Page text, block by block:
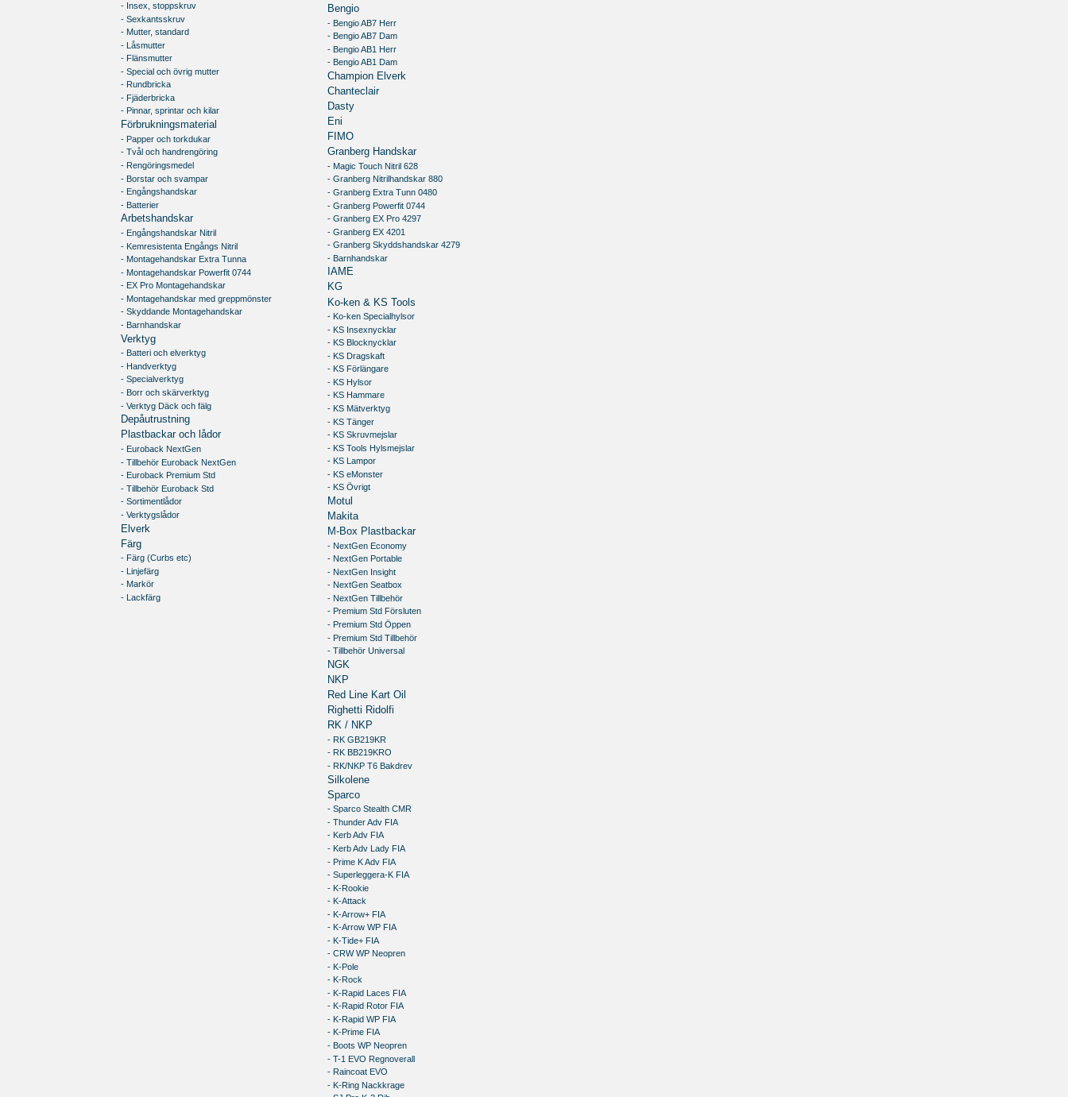
- Insex, stoppskruv
- Sexkantsskruv
- Mutter, standard
- Låsmutter
- Flänsmutter
- Special och övrig mutter
- Rundbricka
- Fjäderbricka
- Pinnar, sprintar och kilar
Förbrukningsmaterial
- Papper och torkdukar
- Tvål och handrengöring
- Rengöringsmedel
- Borstar och svampar
- Engångshandskar
- Batterier
Arbetshandskar
- Engångshandskar Nitril
- Kemresistenta Engångs Nitril
- Montagehandskar Extra Tunna
- Montagehandskar Powerfit 0744
- EX Pro Montagehandskar
- Montagehandskar med greppmönster
- Skyddande Montagehandskar
- Barnhandskar
Verktyg
- Batteri och elverktyg
- Handverktyg
- Specialverktyg
- Borr och skärverktyg
- Verktyg Däck och fälg
Depåutrustning
Plastbackar och lådor
- Euroback NextGen
- Tillbehör Euroback NextGen
- Euroback Premium Std
- Tillbehör Euroback Std
- Sortimentlådor
- Verktygslådor
Elverk
Färg
- Färg (Curbs etc)
- Linjefärg
- Markör
- Lackfärg
Bengio
- Bengio AB7 Herr
- Bengio AB7 Dam
- Bengio AB1 Herr
- Bengio AB1 Dam
Champion Elverk
Chanteclair
Dasty
Eni
FIMO
Granberg Handskar
- Magic Touch Nitril 628
- Granberg Nitrilhandskar 880
- Granberg Extra Tunn 0480
- Granberg Powerfit 0744
- Granberg EX Pro 4297
- Granberg EX 4201
- Granberg Skyddshandskar 4279
- Barnhandskar
IAME
KG
Ko-ken & KS Tools
- Ko-ken Specialhylsor
- KS Insexnycklar
- KS Blocknycklar
- KS Dragskaft
- KS Förlängare
- KS Hylsor
- KS Hammare
- KS Mätverktyg
- KS Tänger
- KS Skruvmejslar
- KS Tools Hylsmejslar
- KS Lampor
- KS eMonster
- KS Övrigt
Motul
Makita
M-Box Plastbackar
- NextGen Economy
- NextGen Portable
- NextGen Insight
- NextGen Seatbox
- NextGen Tillbehör
- Premium Std Försluten
- Premium Std Öppen
- Premium Std Tillbehör
- Tillbehör Universal
NGK
NKP
Red Line Kart Oil
Righetti Ridolfi
RK / NKP
- RK GB219KR
- RK BB219KRO
- RK/NKP T6 Bakdrev
Silkolene
Sparco
- Sparco Stealth CMR
- Thunder Adv FIA
- Kerb Adv FIA
- Kerb Adv Lady FIA
- Prime K Adv FIA
- Superleggera-K FIA
- K-Rookie
- K-Attack
- K-Arrow+ FIA
- K-Arrow WP FIA
- K-Tide+ FIA
- CRW WP Neopren
- K-Pole
- K-Rock
- K-Rapid Laces FIA
- K-Rapid Rotor FIA
- K-Rapid WP FIA
- K-Prime FIA
- Boots WP Neopren
- T-1 EVO Regnoverall
- Raincoat EVO
- K-Ring Nackkrage